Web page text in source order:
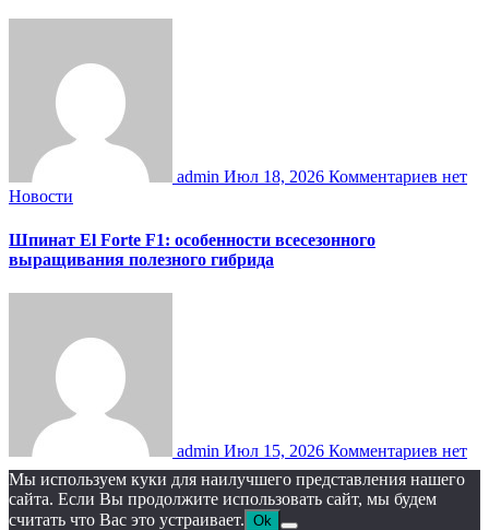
admin Июл 18, 2026 Комментариев нет
Новости
Шпинат El Forte F1: особенности всесезонного
выращивания полезного гибрида
admin Июл 15, 2026 Комментариев нет
Мы используем куки для наилучшего представления нашего
сайта. Если Вы продолжите использовать сайт, мы будем
считать что Вас это устраивает. Ok